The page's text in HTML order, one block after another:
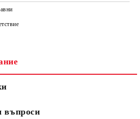
ПОПЪЛНЕТЕ 3 ПОЛЕТА
въпроси